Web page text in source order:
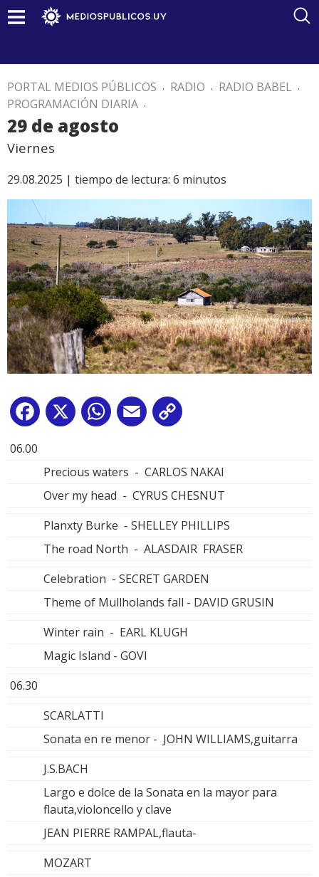
PORTAL MEDIOS PÚBLICOS . RADIO . RADIO BABEL .
PROGRAMACIÓN DIARIA .
29 de agosto
Viernes
29.08.2025 | tiempo de lectura: 6 minutos
Facebook
X WhatsApp
Email
06.00
Precious waters - CARLOS NAKAI
Over my head - CYRUS CHESNUT
Planxty Burke - SHELLEY PHILLIPS
The road North - ALASDAIR FRASER
Celebration - SECRET GARDEN
Theme of Mullholands fall - DAVID GRUSIN
Winter rain - EARL KLUGH
Magic Island - GOVI
06.30
SCARLATTI
Sonata en re menor - JOHN WILLIAMS,guitarra
J.S.BACH
Largo e dolce de la Sonata en la mayor para
flauta,violoncello y clave
JEAN PIERRE RAMPAL,flauta-
MOZART